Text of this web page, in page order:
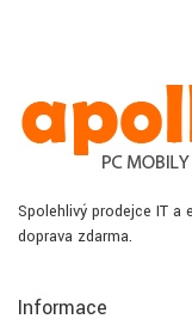
Spolehlivý prodejce IT a
doprava zdarma.
Informace